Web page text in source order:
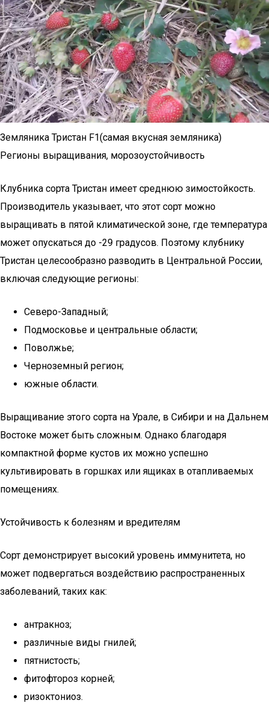
Земляника Тристан F1(самая вкусная земляника)
Регионы выращивания, морозоустойчивость
Клубника сорта Тристан имеет среднюю зимостойкость.
Производитель указывает, что этот сорт можно
выращивать в пятой климатической зоне, где температура
может опускаться до -29 градусов. Поэтому клубнику
Тристан целесообразно разводить в Центральной России,
включая следующие регионы:
Северо-Западный;
Подмосковье и центральные области;
Поволжье;
Черноземный регион;
южные области.
Выращивание этого сорта на Урале, в Сибири и на Дальнем
Востоке может быть сложным. Однако благодаря
компактной форме кустов их можно успешно
культивировать в горшках или ящиках в отапливаемых
помещениях.
Устойчивость к болезням и вредителям
Сорт демонстрирует высокий уровень иммунитета, но
может подвергаться воздействию распространенных
заболеваний, таких как:
антракноз;
различные виды гнилей;
пятнистость;
фитофтороз корней;
ризоктониоз.